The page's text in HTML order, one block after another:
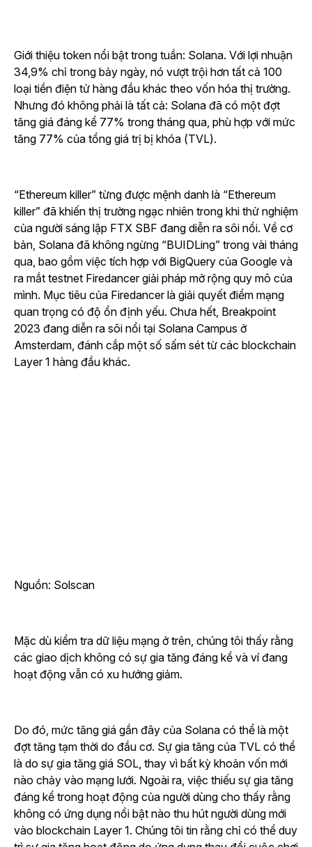
Giới thiệu token nổi bật trong tuần: Solana. Với lợi nhuận
34,9% chỉ trong bảy ngày, nó vượt trội hơn tất cả 100
loại tiền điện tử hàng đầu khác theo vốn hóa thị trường.
Nhưng đó không phải là tất cả: Solana đã có một đợt
tăng giá đáng kể 77% trong tháng qua, phù hợp với mức
tăng 77% của tổng giá trị bị khóa (TVL).
“Ethereum killer” từng được mệnh danh là “Ethereum
killer” đã khiến thị trường ngạc nhiên trong khi thử nghiệm
của người sáng lập FTX SBF đang diễn ra sôi nổi. Về cơ
bản, Solana đã không ngừng “BUIDLing” trong vài tháng
qua, bao gồm việc tích hợp với BigQuery của Google và
ra mắt testnet Firedancer giải pháp mở rộng quy mô của
mình. Mục tiêu của Firedancer là giải quyết điểm mạng
quan trọng có độ ổn định yếu. Chưa hết, Breakpoint
2023 đang diễn ra sôi nổi tại Solana Campus ở
Amsterdam, đánh cắp một số sấm sét từ các blockchain
Layer 1 hàng đầu khác.
Nguồn: Solscan
Mặc dù kiểm tra dữ liệu mạng ở trên, chúng tôi thấy rằng
các giao dịch không có sự gia tăng đáng kể và ví đang
hoạt động vẫn có xu hướng giảm.
Do đó, mức tăng giá gần đây của Solana có thể là một
đợt tăng tạm thời do đầu cơ. Sự gia tăng của TVL có thể
là do sự gia tăng giá SOL, thay vì bất kỳ khoản vốn mới
nào chảy vào mạng lưới. Ngoài ra, việc thiếu sự gia tăng
đáng kể trong hoạt động của người dùng cho thấy rằng
không có ứng dụng nổi bật nào thu hút người dùng mới
vào blockchain Layer 1. Chúng tôi tin rằng chỉ có thể duy